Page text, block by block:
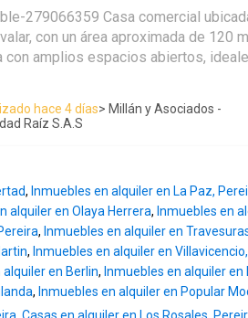
Incluye 1 parqueadero cubierto
y salón social. Su
permite cercanía a comercios,
convirtiéndolo en una
para obtener más información,
de atenderle.
279066359 Casa comercial
con un área aproximada de 120
con amplios espacios abiertos,
natural, pisos en cerámica, cielo
ventanales laterales y acceso
sobre la Circunvalar ofrece alta
cercanía a vías principales,
lo que la convierte en una opción
academias o servicios
hace 4 días> Millán y Asociados -
Raíz S.A.S
, Inmuebles en alquiler en La Paz,
alquiler en Olaya Herrera, Inmuebles en
, Inmuebles en alquiler en
, Inmuebles en alquiler en
alquiler en Berlin, Inmuebles en alquiler en
, Inmuebles en alquiler en Popular